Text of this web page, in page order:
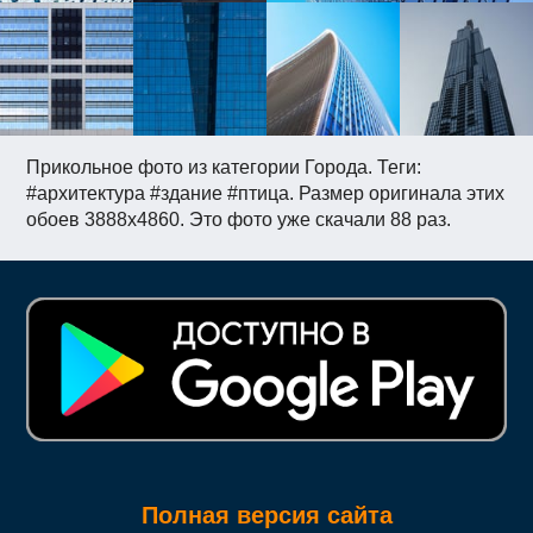
Прикольное фото из категории Города. Теги:
#архитектура #здание #птица. Размер оригинала этих
обоев 3888x4860. Это фото уже скачали 88 раз.
Полная версия сайта